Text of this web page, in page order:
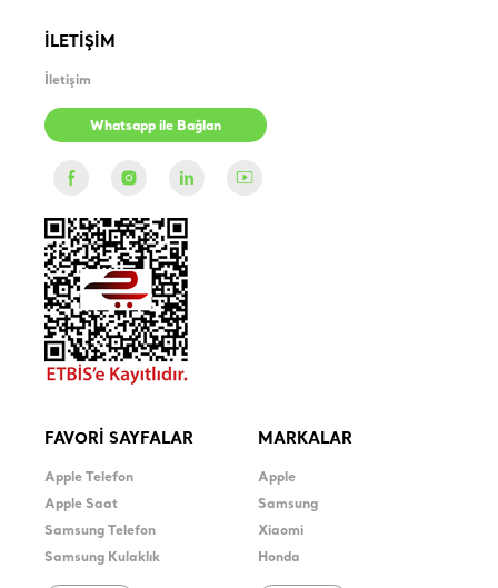
İLETİŞİM
İletişim
Whatsapp ile Bağlan
FAVORİ SAYFALAR
Apple Telefon
Apple Saat
Samsung Telefon
Samsung Kulaklık
MARKALAR
Apple
Samsung
Xiaomi
Honda